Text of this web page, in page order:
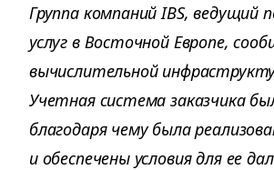
Группа компаний IBS, ведущий
услуг в Восточной Европе,
вычислительной
Учетная система заказчика
благодаря чему была
и обеспечены условия для ее